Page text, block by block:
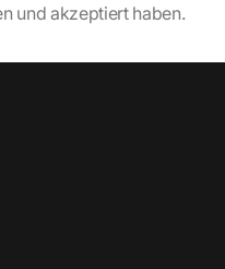
und akzeptiert haben.